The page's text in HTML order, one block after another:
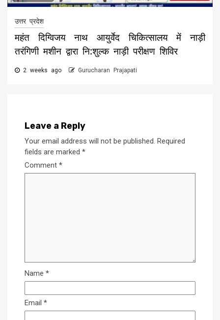
उत्तर प्रदेश
महंत दिग्विजय नाथ आयुर्वेद चिकित्सालय में नाड़ी
तरंगिणी मशीन द्वारा नि:शुल्क नाड़ी परीक्षण शिविर
2 weeks ago Gurucharan Prajapati
Leave a Reply
Your email address will not be published. Required
fields are marked *
Comment *
Name *
Email *